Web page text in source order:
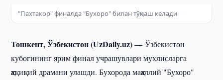
"Пахтакор" финалда "Бухоро" билан тўқнаш келади
Тошкент, Ўзбекистон (UzDaily.uz) —Ўзбекистон
кубогининг ярим финал учрашувлари мухлисларга
ҳақиқий драмани улашди. Бухорода маҳаллий "Бухоро"